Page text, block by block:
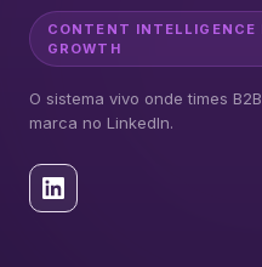
CONTENT INTELLIGENCE
GROWTH
O sistema vivo onde times
marca no LinkedIn.